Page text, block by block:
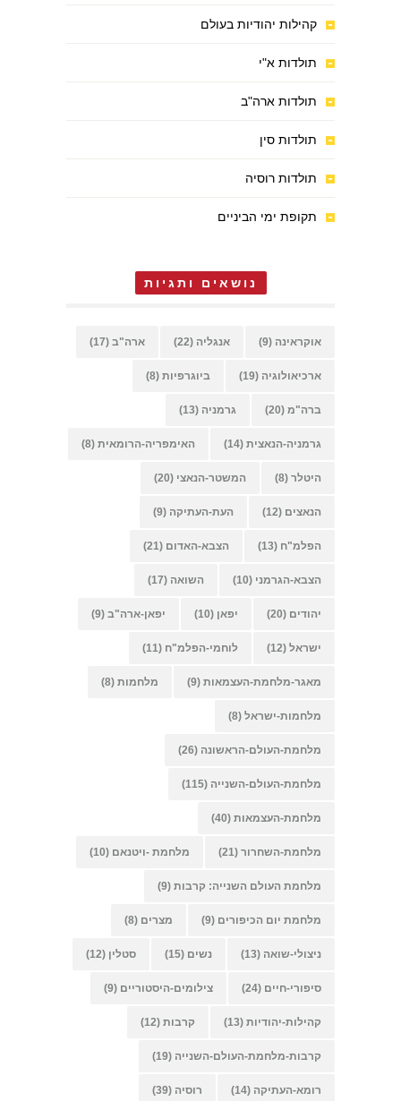
קהילות יהודיות בעולם
תולדות א"י
תולדות ארה"ב
תולדות סין
תולדות רוסיה
תקופת ימי הביניים
נושאים ותגיות
אוקראינה (9) אנגליה (22) ארה"ב (17)
ארכיאולוגיה (19) ביוגרפיות (8)
ברה"מ (20) גרמניה (13)
גרמניה-הנאצית (14) האימפריה-הרומאית (8)
היטלר (8) המשטר-הנאצי (20)
הנאצים (12) העת-העתיקה (9)
הפלמ"ח (13) הצבא-האדום (21)
הצבא-הגרמני (10) השואה (17)
יהודים (20) יפאן (10) יפאן-ארה"ב (9)
ישראל (12) לוחמי-הפלמ"ח (11)
מאגר-מלחמת-העצמאות (9) מלחמות (8)
מלחמות-ישראל (8)
מלחמת-העולם-הראשונה (26)
מלחמת-העולם-השנייה (115)
מלחמת-העצמאות (40)
מלחמת-השחרור (21) מלחמת -ויטנאם (10)
מלחמת העולם השנייה: קרבות (9)
מלחמת יום הכיפורים (9) מצרים (8)
ניצולי-שואה (13) נשים (15) סטלין (12)
סיפורי-חיים (24) צילומים-היסטוריים (9)
קהילות-יהודיות (13) קרבות (12)
קרבות-מלחמת-העולם-השנייה (19)
רומא-העתיקה (14) רוסיה (39)